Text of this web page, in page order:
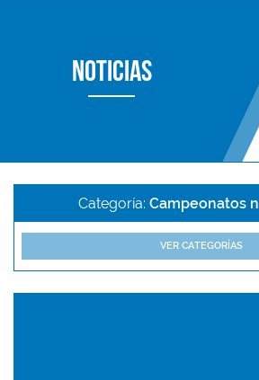
Noticias
Categoría: Campeonatos
VER CATEGORÍAS